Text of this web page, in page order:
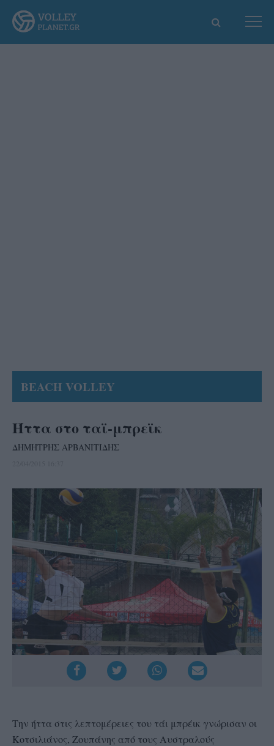
BEACH VOLLEY
Ήττα στο ταϊ-μπρεϊκ
ΔΗΜΗΤΡΗΣ ΑΡΒΑΝΙΤΙΔΗΣ
Την ήττα στις λεπτομέρειες του τάι μπρέικ γνώρισαν οι
Κοτσιλιάνος, Ζουπάνης από τους Αυστραλούς